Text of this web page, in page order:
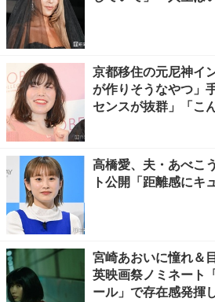
京都移住の元尼神イ
が作りそうなやつ」
センスが抜群」「こ
高橋愛、夫・あべこ
ト公開「距離感にキ
宮崎あおいに憧れ＆
英映画祭ノミネート
ール」で存在感発揮